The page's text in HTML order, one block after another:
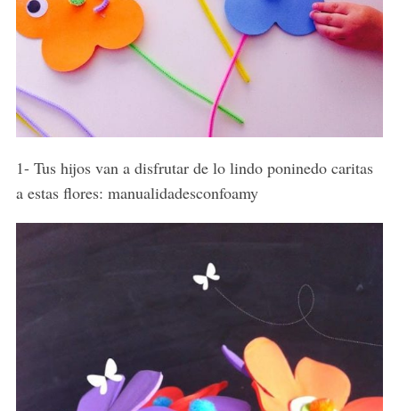
1- Tus hijos van a disfrutar de lo lindo poninedo caritas
a estas flores: manualidadesconfoamy